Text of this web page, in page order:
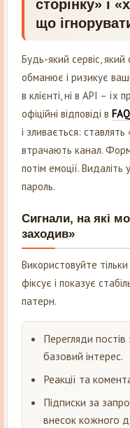
сторінку» і
що
Будь-який сервіс, який
обманює і ризикує
в клієнті, ні в API – їх
офіційні відповіді в
і зливається:
втрачають канал.
потім емоції. Видаліть
пароль.
Сигнали, на які
заходив»
Використовуйте тільки
фіксує і показує
патерн.
Перегляди
базовий інтерес.
Реакції та
Підписки за
внесок кожного